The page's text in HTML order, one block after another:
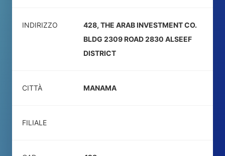
INDIRIZZO
428, THE ARAB INVESTMENT CO.
BLDG 2309 ROAD 2830 ALSEEF
DISTRICT
CITTÀ MANAMA
FILIALE